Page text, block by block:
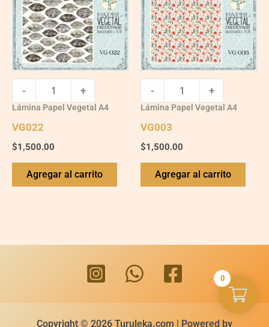
- +
Lámina Papel Vegetal A4
VG022
$1,500.00
Agregar al carrito
- +
Lámina Papel Vegetal A4
VG003
$1,500.00
Agregar al carrito
Copyright © 2026 Turuleka.com | Powered by
0